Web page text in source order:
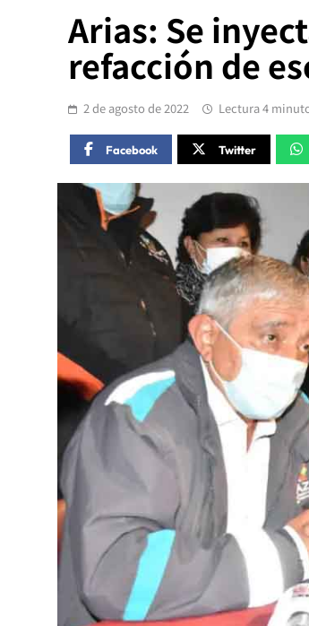
Arias: Se
refacción de
2 de agosto de 2022 Lectura 4
Facebook Twitter